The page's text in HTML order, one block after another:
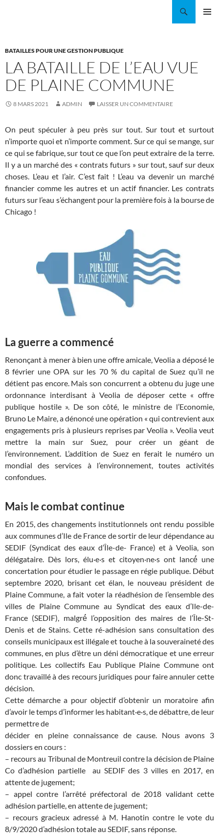
BATAILLES POUR UNE GESTION PUBLIQUE
LA BATAILLE DE L’EAU VUE
DE PLAINE COMMUNE
8 MARS 2021 ADMIN LAISSER UN COMMENTAIRE
On peut spéculer à peu près sur tout. Sur tout et surtout
n’importe quoi et n’importe comment. Sur ce qui se mange, sur
ce qui se fabrique, sur tout ce que l’on peut extraire de la terre.
Il y a un marché des « contrats futurs » sur tout, sauf sur deux
choses. L’eau et l’air. C’est fait ! L’eau va devenir un marché
financier comme les autres et un actif financier. Les contrats
futurs sur l’eau s’échangent pour la première fois à la bourse de
Chicago !
La guerre a commencé
Renonçant à mener à bien une offre amicale, Veolia a déposé le
8 février une OPA sur les 70 % du capital de Suez qu’il ne
détient pas encore. Mais son concurrent a obtenu du juge une
ordonnance interdisant à Veolia de déposer cette « offre
publique hostile ». De son côté, le ministre de l’Economie,
Bruno Le Maire, a dénoncé une opération « qui contrevient aux
engagements pris à plusieurs reprises par Veolia ». Veolia veut
mettre la main sur Suez, pour créer un géant de
l’environnement. L’addition de Suez en ferait le numéro un
mondial des services à l’environnement, toutes activités
confondues.
Mais le combat continue
En 2015, des changements institutionnels ont rendu possible
aux communes d’Ile de France de sortir de leur dépendance au
SEDIF (Syndicat des eaux d’Île-de- France) et à Veolia, son
délégataire. Dès lors, élu·e·s et citoyen·ne·s ont lancé́ une
concertation pour étudier le passage en régie publique. Début
septembre 2020, brisant cet élan, le nouveau président de
Plaine Commune, a fait voter la réadhésion de l’ensemble des
villes de Plaine Commune au Syndicat des eaux d’Ile-de-
France (SEDIF), malgré́ l’opposition des maires de l’Île-St-
Denis et de Stains. Cette ré-adhésion sans consultation des
conseils municipaux est illégale et touche à la souveraineté des
communes, en plus d’être un déni démocratique et une erreur
politique. Les collectifs Eau Publique Plaine Commune ont
donc travaillé à des recours juridiques pour faire annuler cette
décision.
Cette démarche a pour objectif d’obtenir un moratoire afin
d’avoir le temps d’informer les habitant·e·s, de débattre, de leur
permettre de
décider en pleine connaissance de cause. Nous avons 3
dossiers en cours :
– recours au Tribunal de Montreuil contre la décision de Plaine
Co d’adhésion partielle au SEDIF des 3 villes en 2017, en
attente de jugement;
– appel contre l’arrêté préfectoral de 2018 validant cette
adhésion partielle, en attente de jugement;
– recours gracieux adressé à M. Hanotin contre le vote du
8/9/2020 d’adhésion totale au SEDIF, sans réponse.